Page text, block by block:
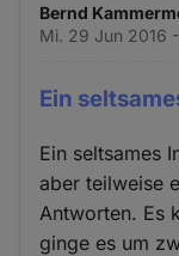
Bernd
Mi. 29 Jun 2016
Ein
Ein seltsames
aber teilweise
Antworten. Es
ginge es um